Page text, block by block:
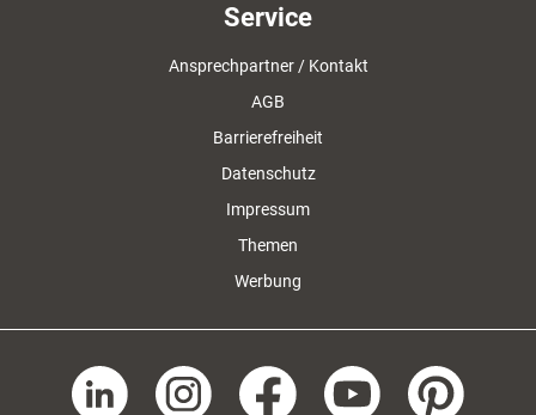
Service
Ansprechpartner / Kontakt
AGB
Barrierefreiheit
Datenschutz
Impressum
Themen
Werbung